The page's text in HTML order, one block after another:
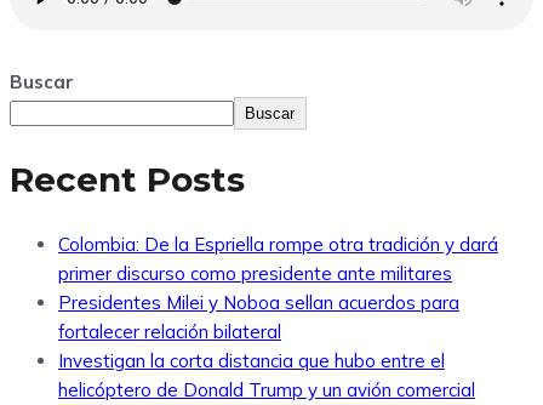
Buscar
Buscar
Recent Posts
Colombia: De la Espriella rompe otra tradición y dará
primer discurso como presidente ante militares
Presidentes Milei y Noboa sellan acuerdos para
fortalecer relación bilateral
Investigan la corta distancia que hubo entre el
helicóptero de Donald Trump y un avión comercial